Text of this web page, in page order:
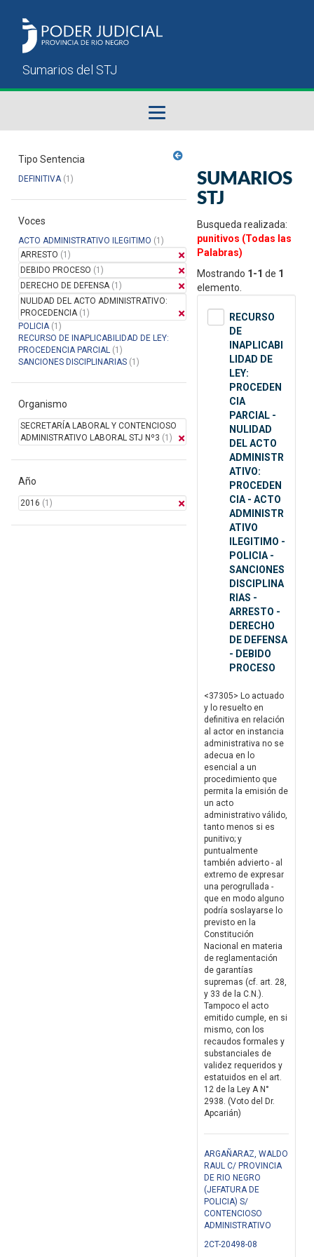
Sumarios del STJ
Manual del Usuario
Tipo Sentencia
DEFINITIVA(1)
Voces
ACTO ADMINISTRATIVO ILEGITIMO (1)
ARRESTO (1)
DEBIDO PROCESO (1)
DERECHO DE DEFENSA(1)
NULIDAD DEL ACTO ADMINISTRATIVO:
PROCEDENCIA(1)
POLICIA(1)
RECURSO DE INAPLICABILIDAD DE LEY:
PROCEDENCIA PARCIAL (1)
SANCIONES DISCIPLINARIAS (1)
Organismo
SECRETARÍA LABORAL Y CONTENCIOSO
ADMINISTRATIVO LABORAL STJ Nº3 (1)
Año
2016 (1)
SUMARIOS
STJ
Busqueda realizada:
punitivos (Todas las
Palabras)
Mostrando 1-1 de 1
elemento.
RECURSO
DE
INAPLICABI
LIDAD DE
LEY:
PROCEDEN
CIA
PARCIAL -
NULIDAD
DEL ACTO
ADMINISTR
ATIVO:
PROCEDEN
CIA - ACTO
ADMINISTR
ATIVO
ILEGITIMO -
POLICIA -
SANCIONES
DISCIPLINA
RIAS -
ARRESTO -
DERECHO
DE DEFENSA
- DEBIDO
PROCESO
<37305> Lo actuado
y lo resuelto en
definitiva en relación
al actor en instancia
administrativa no se
adecua en lo
esencial a un
procedimiento que
permita la emisión de
un acto
administrativo válido,
tanto menos si es
punitivo; y
puntualmente
también advierto - al
extremo de expresar
una perogrullada -
que en modo alguno
podría soslayarse lo
previsto en la
Constitución
Nacional en materia
de reglamentación
de garantías
supremas (cf. art. 28,
y 33 de la C.N.).
Tampoco el acto
emitido cumple, en si
mismo, con los
recaudos formales y
substanciales de
validez requeridos y
estatuidos en el art.
12 de la Ley A N°
2938. (Voto del Dr.
Apcarián)
ARGAÑARAZ, WALDO
RAUL C/ PROVINCIA
DE RIO NEGRO
(JEFATURA DE
POLICIA) S/
CONTENCIOSO
ADMINISTRATIVO
2CT-20498-08